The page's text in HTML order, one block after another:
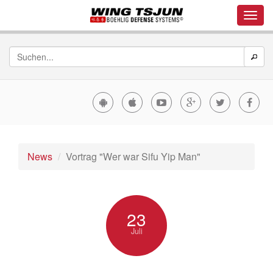
News Vortrag "Wer war Sifu Yip Man"
23
Juli